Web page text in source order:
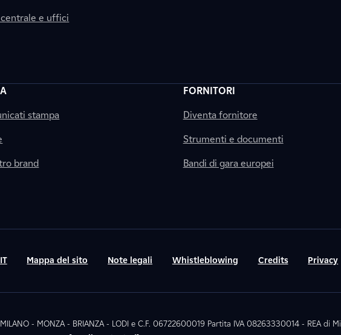
e uffici
stampa
brand
FORNITORI
Diventa fornitore
Strumenti e documenti
Bandi di gara europei
Mappa del sito Note legali Whistleblowing Credits Privacy
- MONZA - BRIANZA - LODI e C.F. 06722600019 Partita IVA 08263330014 - REA di